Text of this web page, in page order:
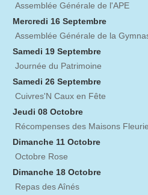
Assemblée Générale de l'APE
Mercredi 16 Septembre
Assemblée Générale de la
Samedi 19 Septembre
Journée du Patrimoine
Samedi 26 Septembre
Cuivres'N Caux en Fête
Jeudi 08 Octobre
Récompenses des Maisons
Dimanche 11 Octobre
Octobre Rose
Dimanche 18 Octobre
Repas des Aînés